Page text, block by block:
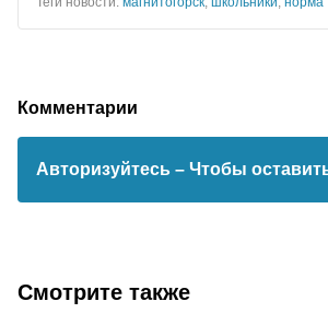
Комментарии
Авторизуйтесь – Чтобы
Смотрите также